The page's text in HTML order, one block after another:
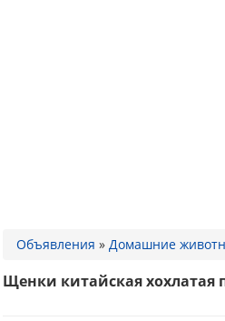
Объявления » Домашние
Щенки китайская хохлатая